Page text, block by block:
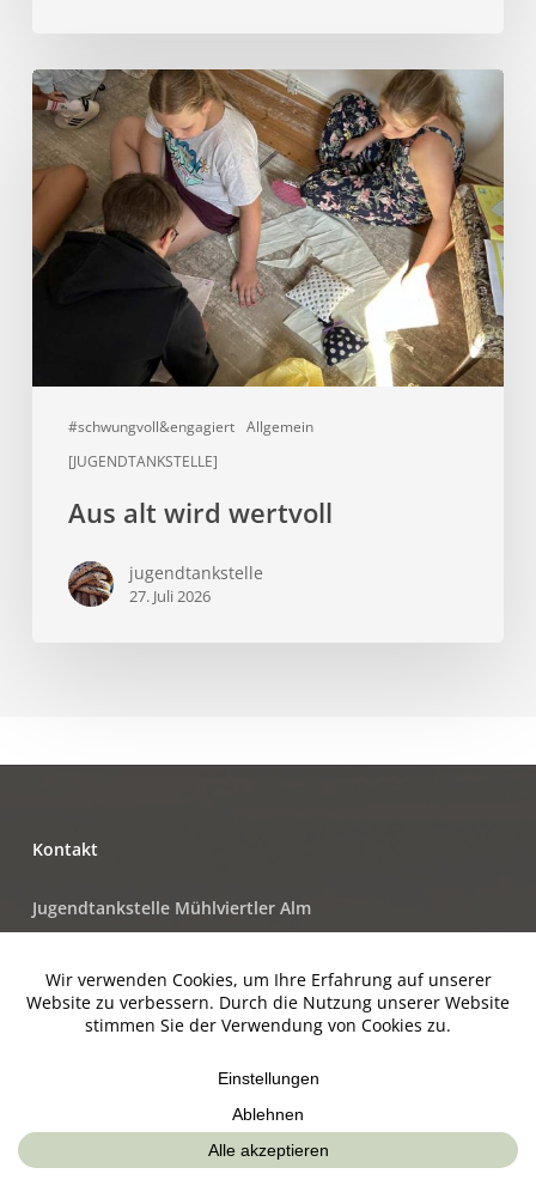
#schwungvoll&engagiert Allgemein
[JUGENDTANKSTELLE]
Aus
alt
wird
wertvoll
Aus alt wird wertvoll
jugendtankstelle
27. Juli 2026
Kontakt
Jugendtankstelle Mühlviertler Alm
Markt 19, 4273 Unterweißenbach
www.jugendtankstelle.at
jobs.muehlviertleralm.at
www.muehlviertleralm.at